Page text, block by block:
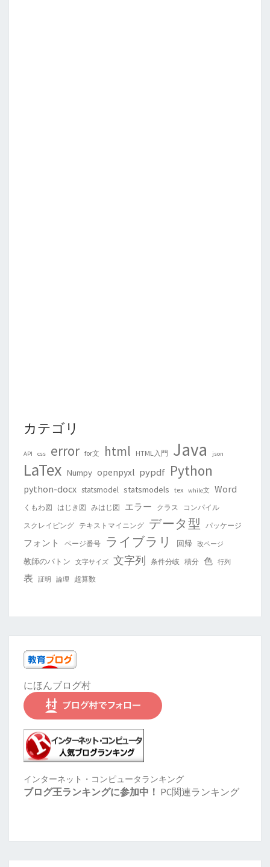
カテゴリ
API css error for文 html HTML入門 Java json
LaTex Numpy openpyxl pypdf Python
python-docx statsmodel statsmodels tex while文 Word
くもわ図 はじき図 みはじ図 エラー クラス
コンパイル
スクレイピング テキストマイニング データ型 パッケージ
フォント ページ番号 ライブラリ 回帰 改ページ
教師のバトン 文字サイズ 文字列 条件分岐 積分 色 行列
表 証明 論理 超算数
にほんブログ村
インターネット・コンピュータランキング
ブログ王ランキングに参加中！ PC関連ランキング